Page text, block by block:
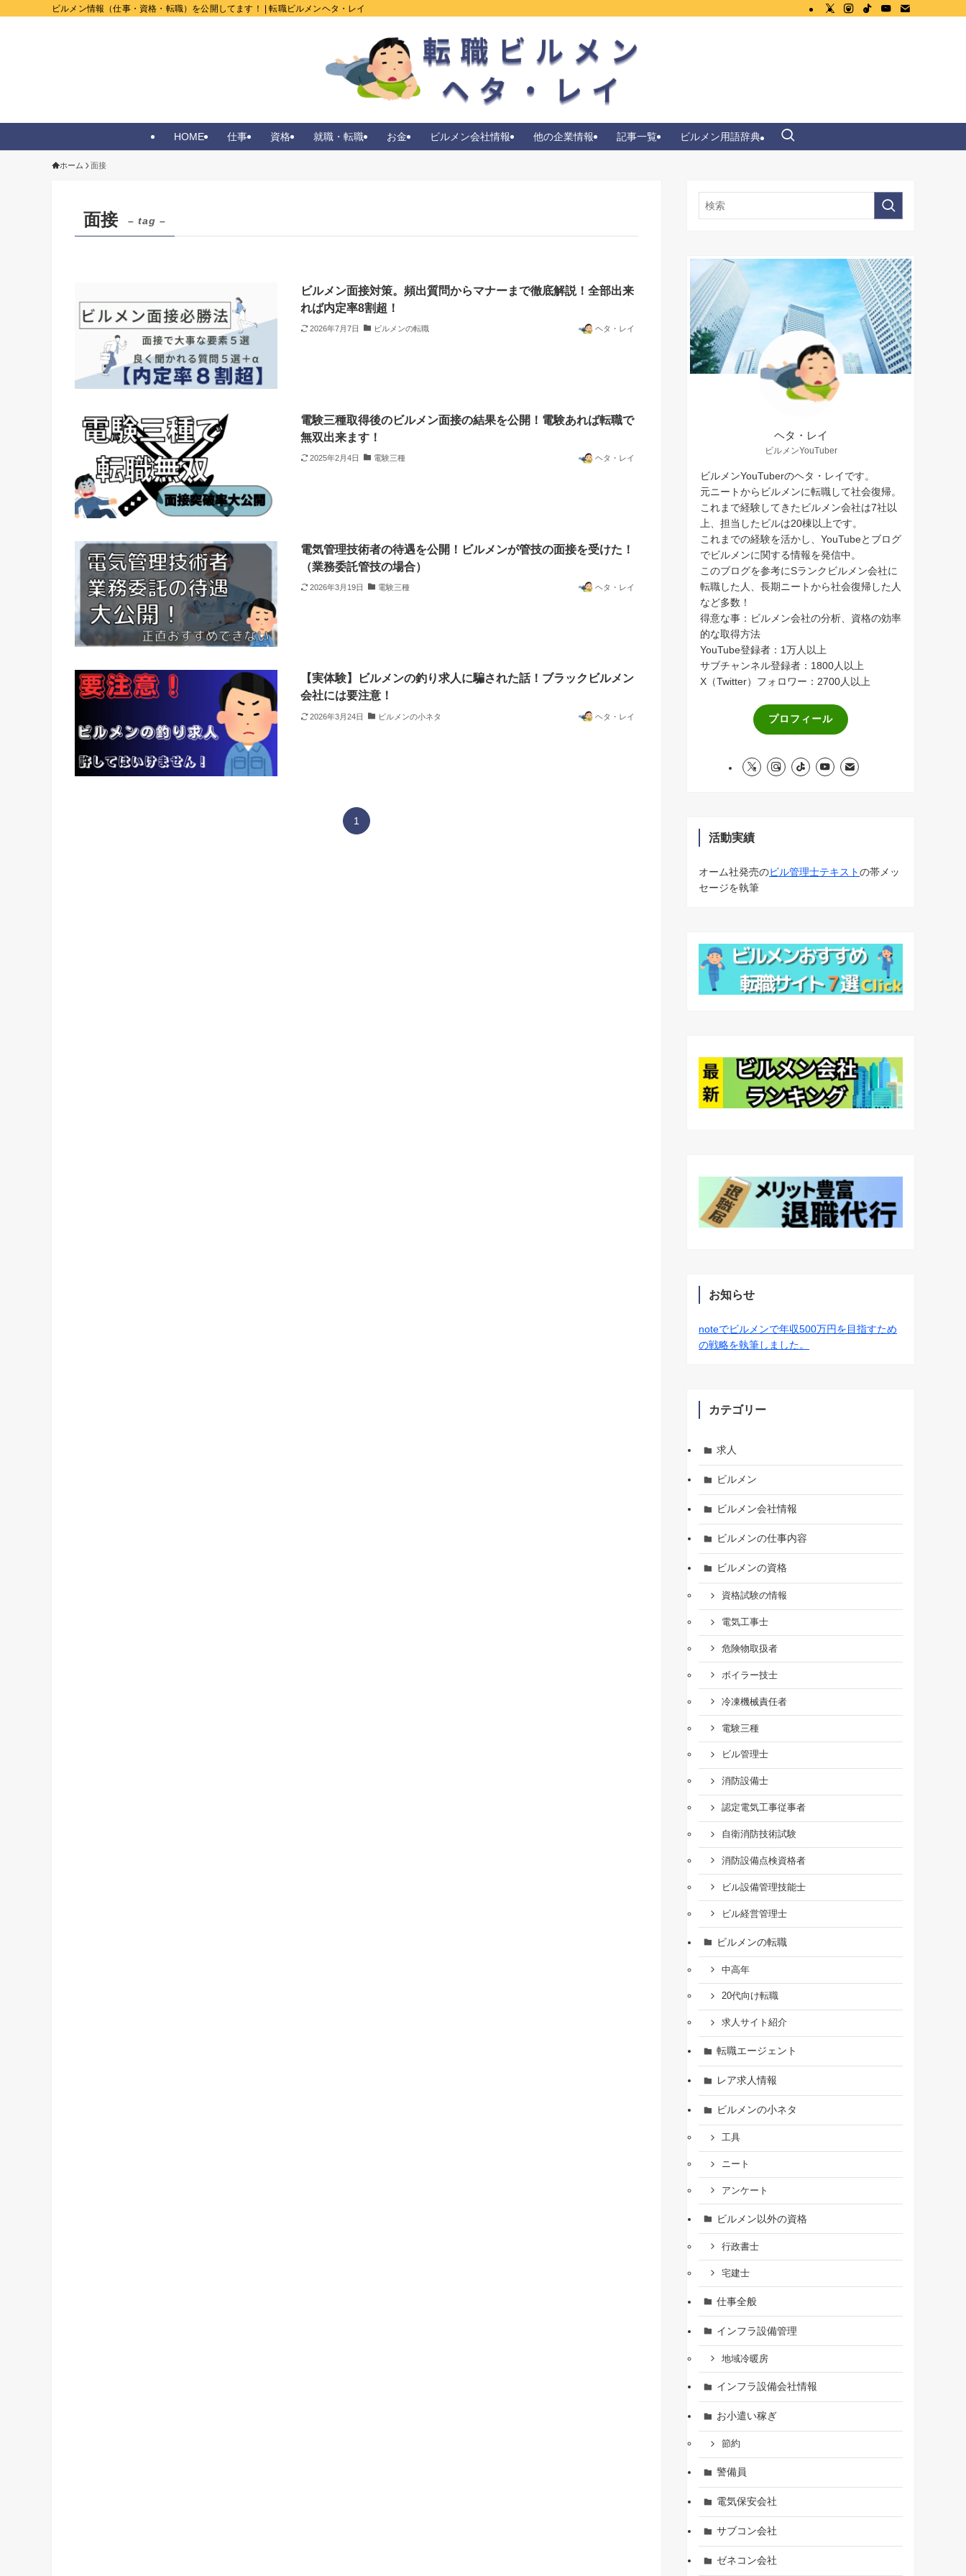
ビルメン情報（仕事・資格・転職）を公開してます！ | 転職ビルメンヘタ・レイ
HOME 仕事 資格 就職・転職 お金 ビルメン会社情報 他の企業情報 記事一覧 ビルメン用語辞典
ホーム 面接
面接 – tag –
ビルメン面接対策。頻出質問からマナーまで徹底解説！全部出来
れば内定率8割超！
2026年7月7日 ビルメンの転職 ヘタ・レイ
電験三種取得後のビルメン面接の結果を公開！電験あれば転職で
無双出来ます！
2025年2月4日 電験三種 ヘタ・レイ
電気管理技術者の待遇を公開！ビルメンが管技の面接を受けた！
（業務委託管技の場合）
2026年3月19日 電験三種 ヘタ・レイ
【実体験】ビルメンの釣り求人に騙された話！ブラックビルメン
会社には要注意！
2026年3月24日 ビルメンの小ネタ ヘタ・レイ
1
ヘタ・レイ
ビルメンYouTuber
ビルメンYouTuberのヘタ・レイです。
元ニートからビルメンに転職して社会復帰。
これまで経験してきたビルメン会社は7社以
上、担当したビルは20棟以上です。
これまでの経験を活かし、YouTubeとブログ
でビルメンに関する情報を発信中。
このブログを参考にSランクビルメン会社に
転職した人、長期ニートから社会復帰した人
など多数！
得意な事：ビルメン会社の分析、資格の効率
的な取得方法
YouTube登録者：1万人以上
サブチャンネル登録者：1800人以上
X（Twitter）フォロワー：2700人以上
プロフィール
活動実績
オーム社発売のビル管理士テキストの帯メッ
セージを執筆
お知らせ
noteでビルメンで年収500万円を目指すため
の戦略を執筆しました。
カテゴリー
求人
ビルメン
ビルメン会社情報
ビルメンの仕事内容
ビルメンの資格
資格試験の情報
電気工事士
危険物取扱者
ボイラー技士
冷凍機械責任者
電験三種
ビル管理士
消防設備士
認定電気工事従事者
自衛消防技術試験
消防設備点検資格者
ビル設備管理技能士
ビル経営管理士
ビルメンの転職
中高年
20代向け転職
求人サイト紹介
転職エージェント
レア求人情報
ビルメンの小ネタ
工具
ニート
アンケート
ビルメン以外の資格
行政書士
宅建士
仕事全般
インフラ設備管理
地域冷暖房
インフラ設備会社情報
お小遣い稼ぎ
節約
警備員
電気保安会社
サブコン会社
ゼネコン会社